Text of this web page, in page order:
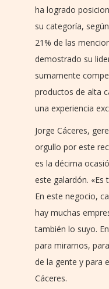
ha logrado
su categoría,
21% de las
demostrado su
sumamente
productos de alta
una experiencia
Jorge Cáceres,
orgullo por este
es la décima
este galardón.
En este negocio,
hay muchas
también lo suyo.
para mirarnos,
de la gente y para
Cáceres.